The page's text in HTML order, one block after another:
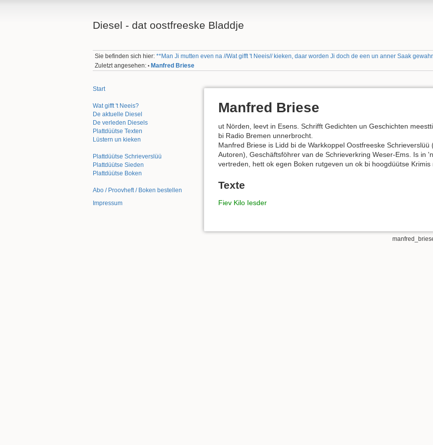
Diesel - dat oostfreeske Bladdje
Sie befinden sich hier:**Man Ji mutten even na //Wat gifft 't Neeis// kieken, daar worden Ji doch de een un anner Saak
Zuletzt angesehen: • Manfred Briese
Start
Wat gifft 't Neeis?
De aktuelle Diesel
De verleden Diesels
Plattdüütse Texten
Lüstern un kieken
Plattdüütse Schrieverslüü
Plattdüütse Sieden
Plattdüütse Boken
Abo / Proovheft / Boken bestellen
Impressum
Manfred Briese
ut Nörden, leevt in Esens. Schrifft Gedichten un Geschichten
bi Radio Bremen unnerbrocht.
Manfred Briese is Lidd bi de Warkkoppel Oostfreeske Schrieverslüü
Autoren), Geschäftsföhrer van de Schrieverkring Weser-Ems. Is in
vertreden, hett ok egen Boken rutgeven un ok bi hoogdüütse Krimis
Texte
Fiev Kilo Iesder